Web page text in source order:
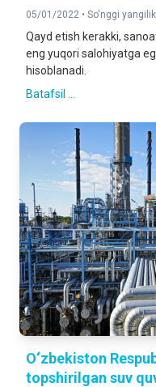
05/01/2022 • So'nggi
Qayd etish kerakki,
eng yuqori salohiyatga
hisoblanadi.
Batafsil ...
O‘zbekiston
topshirilgan suv